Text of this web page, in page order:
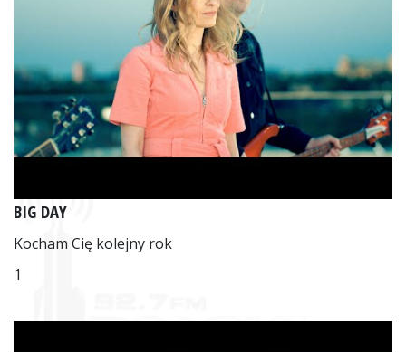
BIG DAY
Kocham Cię kolejny rok
1